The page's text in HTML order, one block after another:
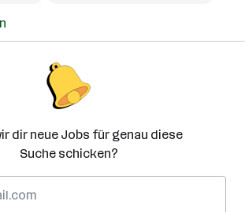
dir neue Jobs für genau diese
Suche schicken?